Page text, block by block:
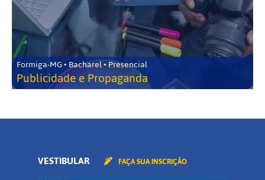
Formiga-MG • Bacharel • Presencial
Publicidade e Propaganda
VESTIBULAR FAÇA SUA INSCRIÇÃO